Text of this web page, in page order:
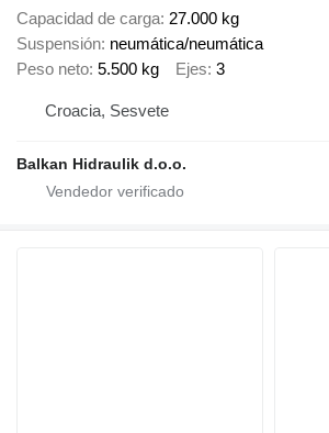
Capacidad de carga 27.000 kg
Suspensión neumática/neumática
Peso neto 5.500 kg Ejes 3
Croacia, Sesvete
Balkan Hidraulik d.o.o.